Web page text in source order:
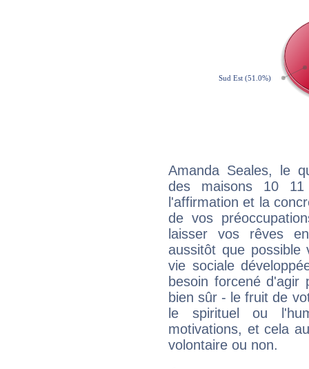
Amanda Seales, le
des maisons 10
l'affirmation et la
de vos
laisser vos rêves
aussitôt que
vie sociale
besoin forcené
bien sûr - le fruit de
le spirituel ou
motivations, et cela
volontaire ou non.